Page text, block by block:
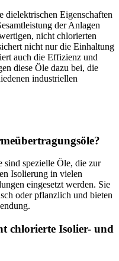
dielektrischen Eigenschaften
der Anlagen
nicht chlorierten
nicht nur die Einhaltung
auch die Effizienz und
diese Öle dazu bei, die
industriellen
sind spezielle Öle, die zur
Isolierung in vielen
eingesetzt werden. Sie
oder pflanzlich und bieten
chlorierte Isolier- und